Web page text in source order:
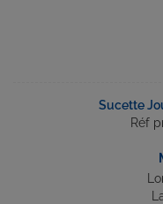
Sucette
Réf